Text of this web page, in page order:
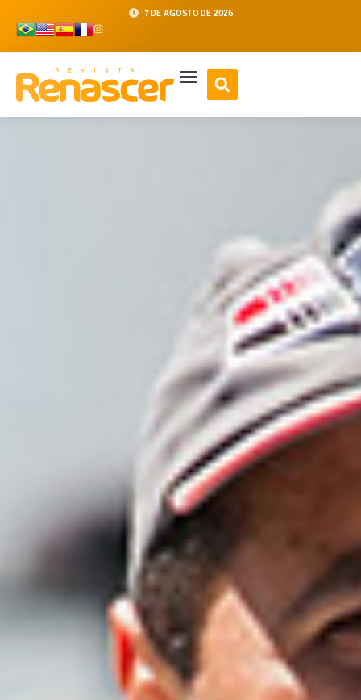
7 DE AGOSTO DE 2026